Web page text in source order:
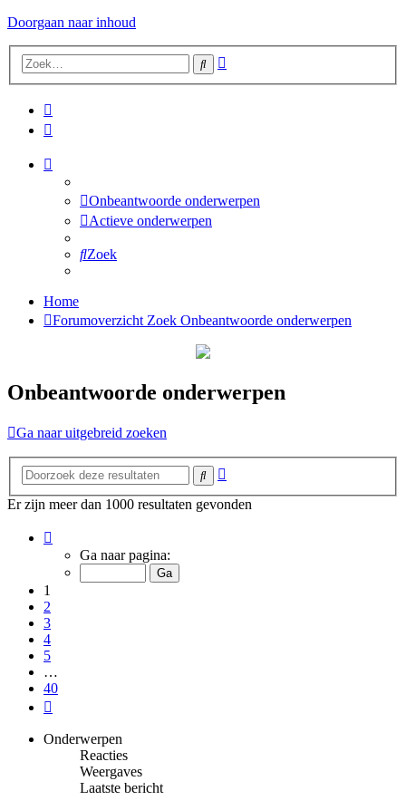
Doorgaan naar inhoud
Zoek
Onbeantwoorde onderwerpen
Actieve onderwerpen
Zoek
Home
Forumoverzicht Zoek Onbeantwoorde onderwerpen
Onbeantwoorde onderwerpen
Ga naar uitgebreid zoeken
Zoek
Er zijn meer dan 1000 resultaten gevonden
van
Ga naar pagina:
1
2
3
4
5
…
40
Onderwerpen
Reacties
Weergaves
Laatste bericht